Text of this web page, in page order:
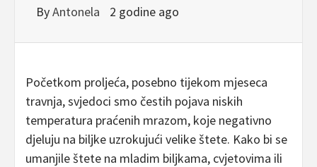
ByAntonela 2 godine ago
Početkom proljeća, posebno tijekom mjeseca
travnja, svjedoci smo čestih pojava niskih
temperatura praćenih mrazom, koje negativno
djeluju na biljke uzrokujući velike štete. Kako bi se
umanjile štete na mladim biljkama, cvjetovima ili